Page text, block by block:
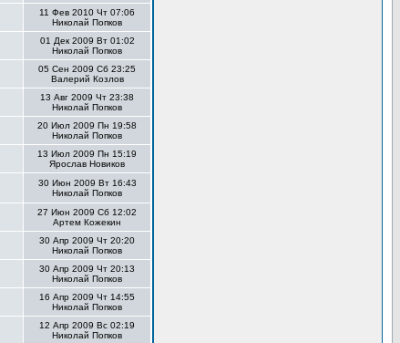
11 Фев 2010 Чт 07:06
Николай Попков
01 Дек 2009 Вт 01:02
Николай Попков
05 Сен 2009 Сб 23:25
Валерий Козлов
13 Авг 2009 Чт 23:38
Николай Попков
20 Июл 2009 Пн 19:58
Николай Попков
13 Июл 2009 Пн 15:19
Ярослав Новиков
30 Июн 2009 Вт 16:43
Николай Попков
27 Июн 2009 Сб 12:02
Артем Кожекин
30 Апр 2009 Чт 20:20
Николай Попков
30 Апр 2009 Чт 20:13
Николай Попков
16 Апр 2009 Чт 14:55
Николай Попков
12 Апр 2009 Вс 02:19
Николай Попков